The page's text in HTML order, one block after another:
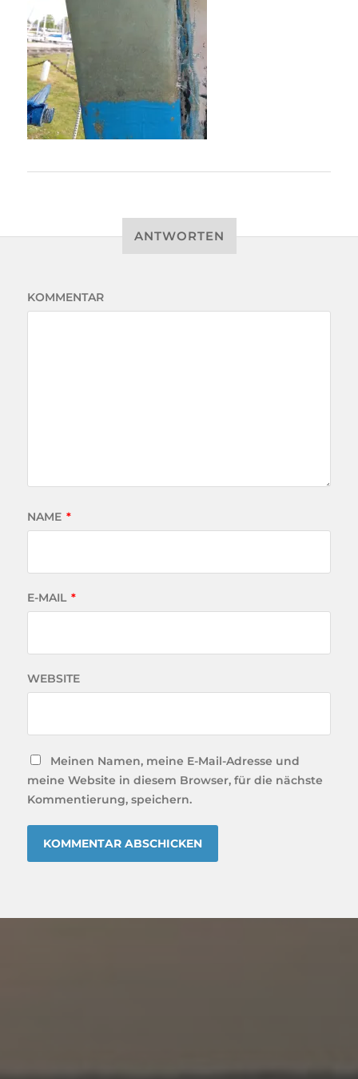
ANTWORTEN
KOMMENTAR
NAME *
E-MAIL *
WEBSITE
Meinen Namen, meine E-Mail-Adresse und
meine Website in diesem Browser, für die nächste
Kommentierung, speichern.